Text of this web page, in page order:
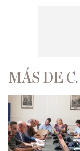
MÁS DE